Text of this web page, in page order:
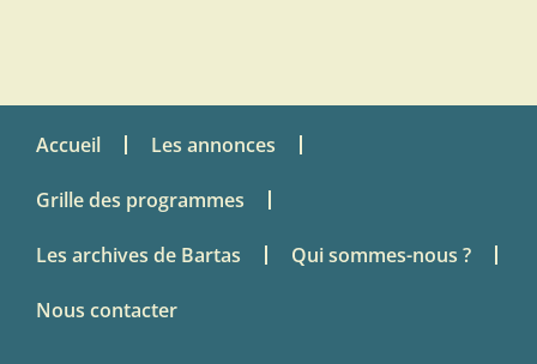
Accueil Les annonces
Grille des programmes
Les archives de Bartas Qui sommes-nous ?
Nous contacter